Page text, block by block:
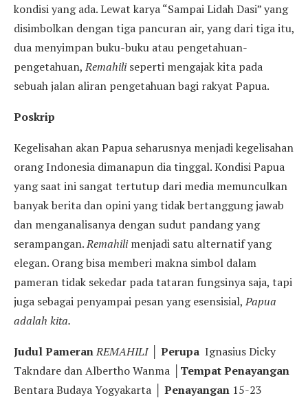
kondisi yang ada. Lewat karya “Sampai Lidah Dasi” yang
disimbolkan dengan tiga pancuran air, yang dari tiga itu,
dua menyimpan buku-buku atau pengetahuan-
pengetahuan,Remahiliseperti mengajak kita pada
sebuah jalan aliran pengetahuan bagi rakyat Papua.
Poskrip
Kegelisahan akan Papua seharusnya menjadi kegelisahan
orang Indonesia dimanapun dia tinggal. Kondisi Papua
yang saat ini sangat tertutup dari media memunculkan
banyak berita dan opini yang tidak bertanggung jawab
dan menganalisanya dengan sudut pandang yang
serampangan.Remahilimenjadi satu alternatif yang
elegan. Orang bisa memberi makna simbol dalam
pameran tidak sekedar pada tataran fungsinya saja, tapi
juga sebagai penyampai pesan yang esensisial,Papua
adalah kita.
Judul PameranREMAHILI│ Perupa Ignasius Dicky
Takndare dan Albertho Wanma │ Tempat Penayangan
Bentara Budaya Yogyakarta │ Penayangan 15-23